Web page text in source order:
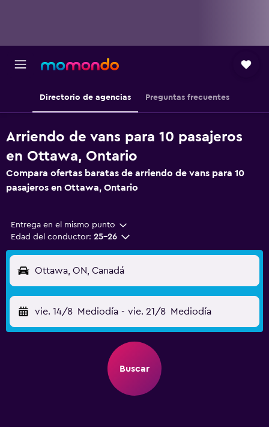
Directorio de agencias Preguntas frecuentes
Arriendo de vans para 10 pasajeros
en Ottawa, Ontario
Compara ofertas baratas de arriendo de vans para 10
pasajeros en Ottawa, Ontario
Entrega en el mismo punto
Edad del conductor: 25-26
Ottawa, ON, Canadá
vie. 14/8 Mediodía - vie. 21/8 Mediodía
Buscar